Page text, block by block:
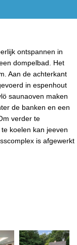
ontspannen in
dompelbad. Het
Aan de achterkant
in espenhout
saunaoven maken
de banken en een
verder te
koelen kan jeeven
is afgewerkt